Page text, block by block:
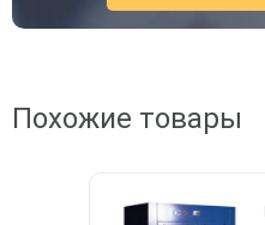
Похожие товары